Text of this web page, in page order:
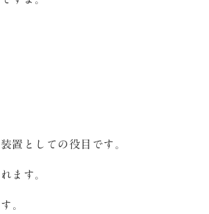
置としての役目です。
ます。
。